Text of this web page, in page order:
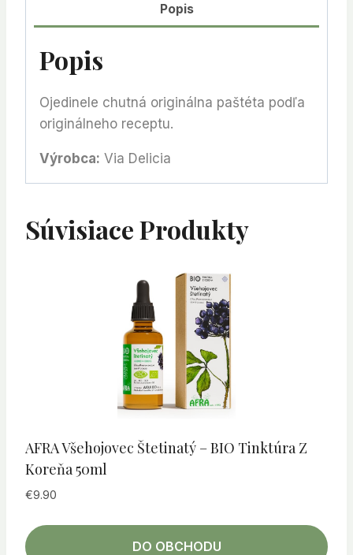
Popis
Popis
Ojedinele chutná originálna paštéta podľa
originálneho receptu.
Výrobca: Via Delicia
Súvisiace Produkty
AFRA Všehojovec Štetinatý – BIO Tinktúra Z
Koreňa 50ml
€9.90
DO OBCHODU